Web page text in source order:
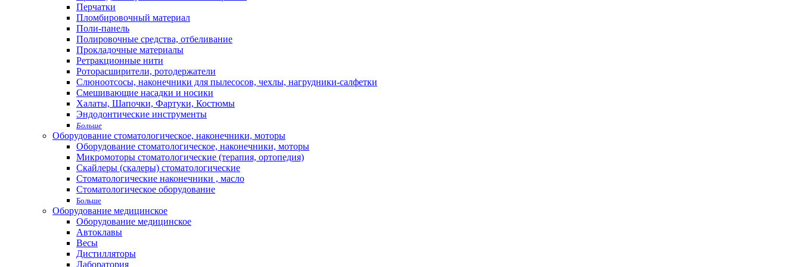
Перчатки
Пломбировочный материал
Поли-панель
Полировочные средства, отбеливание
Прокладочные материалы
Ретракционные нити
Роторасширители, ротодержатели
Слюноотсосы, наконечники для пылесосов, чехлы, нагрудники-салфетки
Смешивающие насадки и носики
Халаты, Шапочки, Фартуки, Костюмы
Эндодонтические инструменты
Больше
Оборудование стоматологическое, наконечники, моторы
Оборудование стоматологическое, наконечники, моторы
Микромоторы стоматологические (терапия, ортопедия)
Скайлеры (скалеры) стоматологические
Стоматологические наконечники , масло
Стоматологическое оборудование
Больше
Оборудование медицинское
Оборудование медицинское
Автоклавы
Весы
Дистилляторы
Лаборатория